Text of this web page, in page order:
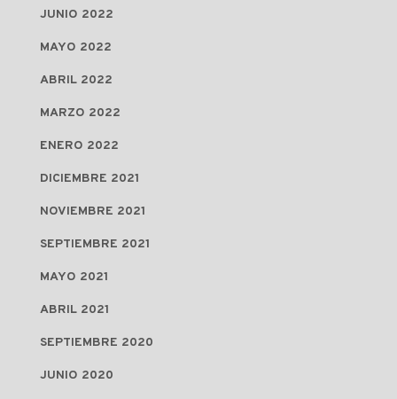
JUNIO 2022
MAYO 2022
ABRIL 2022
MARZO 2022
ENERO 2022
DICIEMBRE 2021
NOVIEMBRE 2021
SEPTIEMBRE 2021
MAYO 2021
ABRIL 2021
SEPTIEMBRE 2020
JUNIO 2020